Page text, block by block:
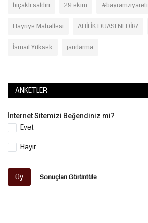
bıçaklı saldırı 29 ekim #bayramziyareti
Hayriye Mahallesi AHİLİK DUASI NEDİR?
İsmail Yüksek jandarma
ANKETLER
İnternet Sitemizi Beğendiniz mi?
Evet
Hayır
Oy Sonuçları Görüntüle